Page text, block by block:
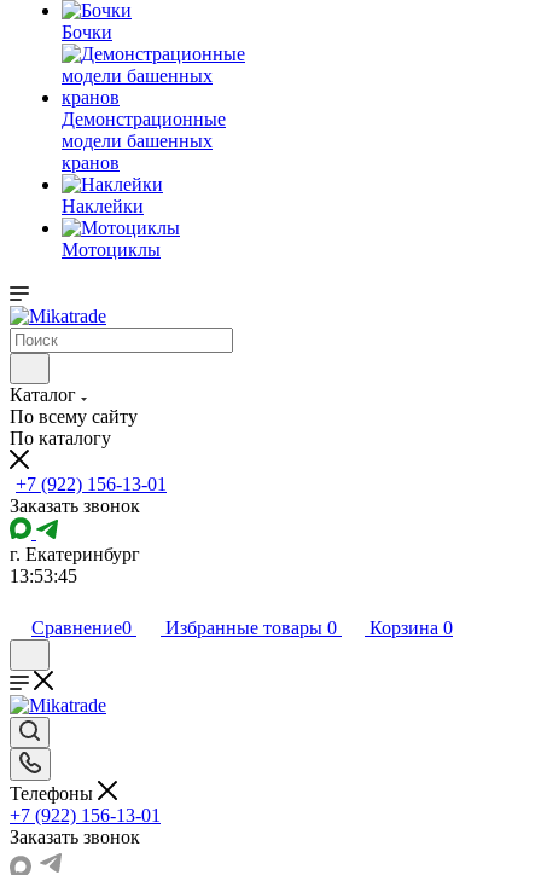
Бочки
Демонстрационные
модели башенных
кранов
Наклейки
Мотоциклы
Каталог
По всему сайту
По каталогу
+7 (922) 156-13-01
Заказать звонок
г. Екатеринбург
13:53:45
Сравнение0 Избранные товары 0 Корзина 0
Телефоны
+7 (922) 156-13-01
Заказать звонок